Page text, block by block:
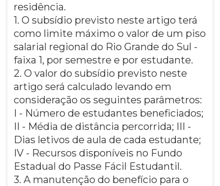
residência.
1. O subsídio previsto neste artigo terá
como limite máximo o valor de um piso
salarial regional do Rio Grande do Sul -
faixa 1, por semestre e por estudante.
2. O valor do subsídio previsto neste
artigo será calculado levando em
consideração os seguintes parâmetros:
I - Número de estudantes beneficiados;
II - Média de distância percorrida; III -
Dias letivos de aula de cada estudante;
IV - Recursos disponíveis no Fundo
Estadual do Passe Fácil Estudantil.
3. A manutenção do benefício para o